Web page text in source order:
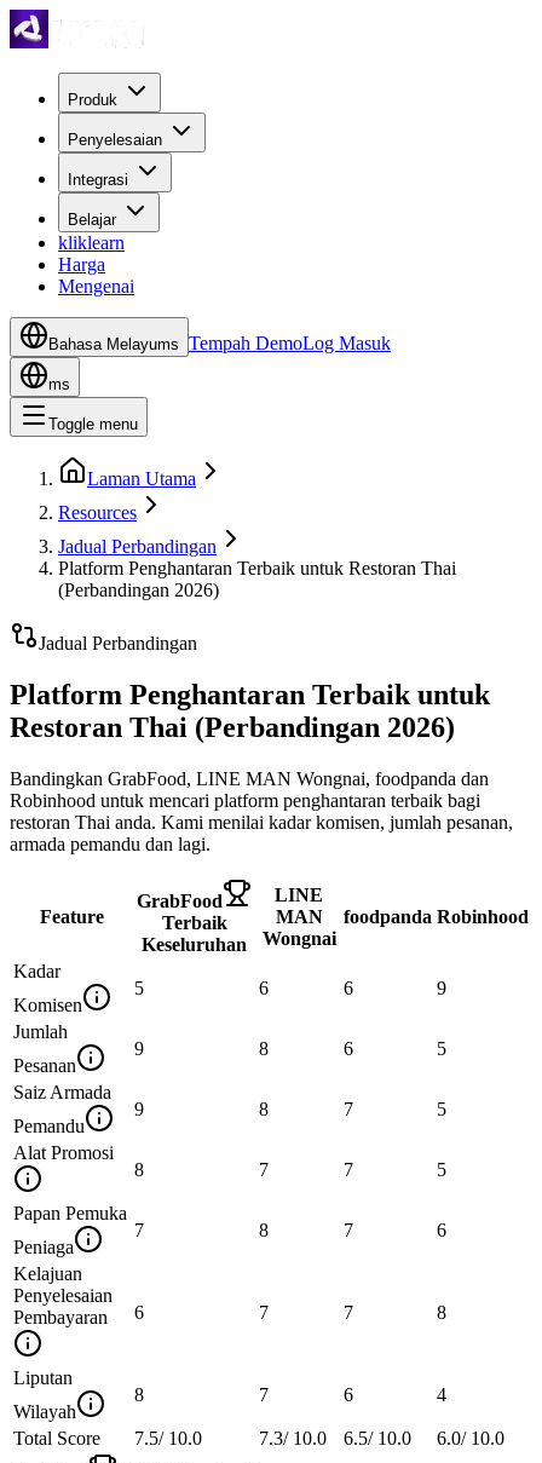
Produk
Penyelesaian
Integrasi
Belajar
kliklearn
Harga
Mengenai
Bahasa Melayums Tempah DemoLog Masuk
ms
Toggle menu
Laman Utama
Resources
Jadual Perbandingan
Platform Penghantaran Terbaik untuk Restoran Thai
(Perbandingan 2026)
Jadual Perbandingan
Platform Penghantaran Terbaik untuk
Restoran Thai (Perbandingan 2026)
Bandingkan GrabFood, LINE MAN Wongnai, foodpanda dan
Robinhood untuk mencari platform penghantaran terbaik bagi
restoran Thai anda. Kami menilai kadar komisen, jumlah pesanan,
armada pemandu dan lagi.
Feature
GrabFood
Terbaik
Keseluruhan
LINE
MAN
Wongnai
foodpanda Robinhood
Kadar
Komisen
5 6 6 9
Jumlah
Pesanan
9 8 6 5
Saiz Armada
Pemandu
9 8 7 5
Alat Promosi
8
7 7 5
Papan Pemuka
Peniaga
7 8 7 6
Kelajuan
Penyelesaian
Pembayaran
6 7 7 8
Liputan
Wilayah
8 7 6 4
Total Score 7.5/ 10.0 7.3/ 10.0 6.5/ 10.0 6.0/ 10.0